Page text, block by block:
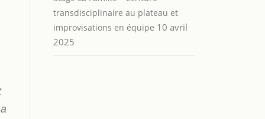
transdisciplinaire au plateau et
improvisations en équipe 10 avril
2025